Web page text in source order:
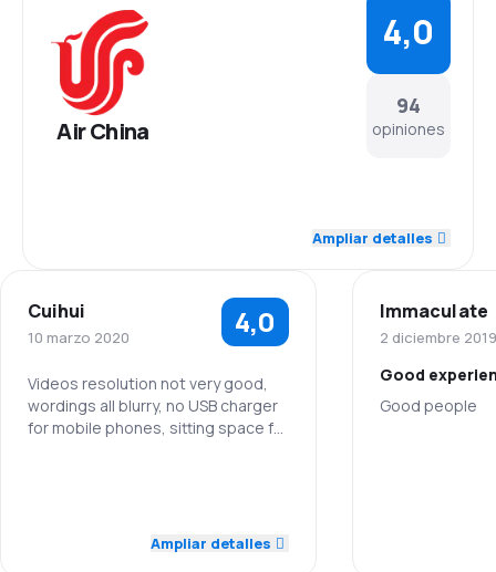
Air China
94
opiniones
4,0
Red de conexiones 4,3
Precio del billete 4,1
Comodidad de viaje
Ampliar detalles
Cuihui
10 marzo 2020 4,0
Videos resolution not very good,
wordings all blurry, no USB charger
for mobile phones, sitting space for
4,0
Ampliar detalles
Immaculate
2 diciembre 2019
Good
Good people